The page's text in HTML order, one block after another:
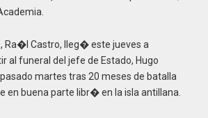
Ra�l Castro, lleg� este jueves a
al funeral del jefe de Estado, Hugo
martes tras 20 meses de batalla
en buena parte libr� en la isla antillana.